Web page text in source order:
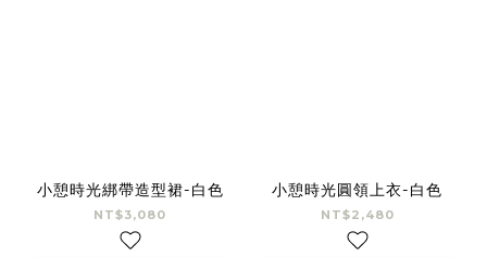
小憩時光綁帶造型裙-白色
NT$3,080
小憩時光圓領上衣-白色
NT$2,480